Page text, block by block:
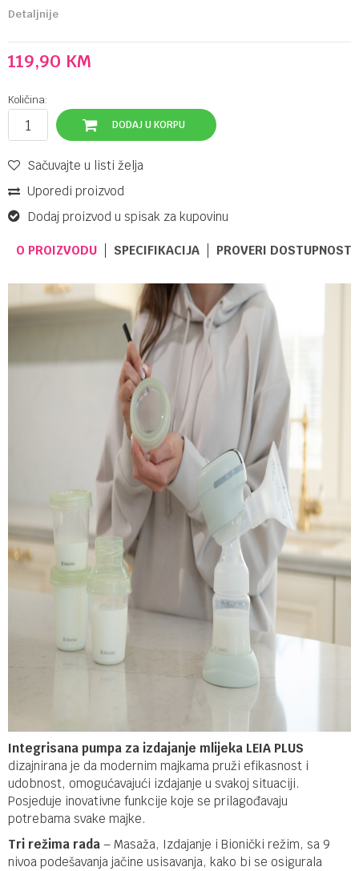
Detaljnije
119,90 KM
Količina:
DODAJ U KORPU
Sačuvajte u listi želja
Uporedi proizvod
Dodaj proizvod u spisak za kupovinu
O PROIZVODU SPECIFIKACIJA PROVERI DOSTUPNOST
Integrisana pumpa za izdajanje mlijeka LEIA PLUS
dizajnirana je da modernim majkama pruži efikasnost i
udobnost, omogućavajući izdajanje u svakoj situaciji.
Posjeduje inovativne funkcije koje se prilagođavaju
potrebama svake majke.
Tri režima rada – Masaža, Izdajanje i Bionički režim, sa 9
nivoa podešavanja jačine usisavanja, kako bi se osigurala